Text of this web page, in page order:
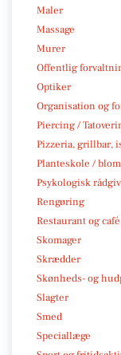
Maler
Massage
Murer
Offentlig
Optiker
Organisation og
Piercing /
Pizzeria, grillbar,
Planteskole /
Psykologisk
Rengøring
Restaurant og café
Skomager
Skrædder
Skønheds- og
Slagter
Smed
Speciallæge